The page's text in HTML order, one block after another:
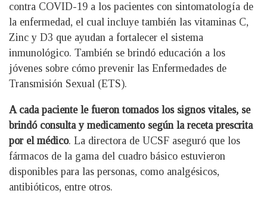
contra COVID-19 a los pacientes con sintomatología de
la enfermedad, el cual incluye también las vitaminas C,
Zinc y D3 que ayudan a fortalecer el sistema
inmunológico. También se brindó educación a los
jóvenes sobre cómo prevenir las Enfermedades de
Transmisión Sexual (ETS).
A cada paciente le fueron tomados los signos vitales, se
brindó consulta y medicamento según la receta prescrita
por el médico. La directora de UCSF aseguró que los
fármacos de la gama del cuadro básico estuvieron
disponibles para las personas, como analgésicos,
antibióticos, entre otros.